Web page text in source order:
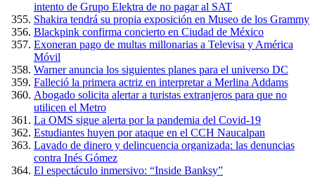
intento de Grupo Elektra de no pagar al SAT
Shakira tendrá su propia exposición en Museo de los Grammy
Blackpink confirma concierto en Ciudad de México
Exoneran pago de multas millonarias a Televisa y América
Móvil
Warner anuncia los siguientes planes para el universo DC
Falleció la primera actriz en interpretar a Merlina Addams
Abogado solicita alertar a turistas extranjeros para que no
utilicen el Metro
La OMS sigue alerta por la pandemia del Covid-19
Estudiantes huyen por ataque en el CCH Naucalpan
Lavado de dinero y delincuencia organizada: las denuncias
contra Inés Gómez
El espectáculo inmersivo: “Inside Banksy”